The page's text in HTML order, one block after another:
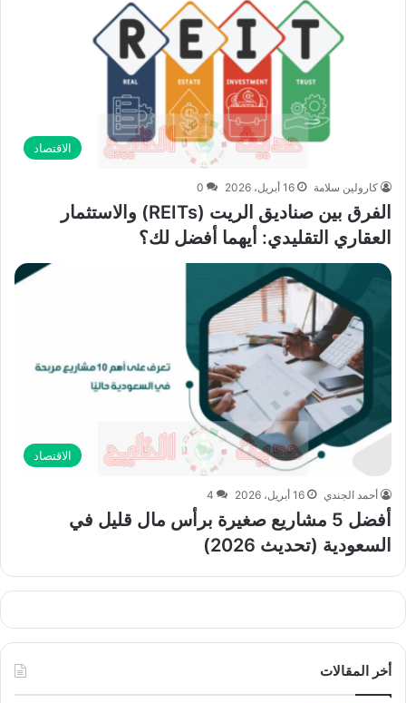
الاقتصاد
كارولين سلامة 16 أبريل، 2026 0
الفرق بين صناديق الريت (REITs) والاستثمار
العقاري التقليدي: أيهما أفضل لك؟
الاقتصاد
أحمد الجندي 16 أبريل، 2026 4
أفضل 5 مشاريع صغيرة برأس مال قليل في
السعودية (تحديث 2026)
أخر المقالات